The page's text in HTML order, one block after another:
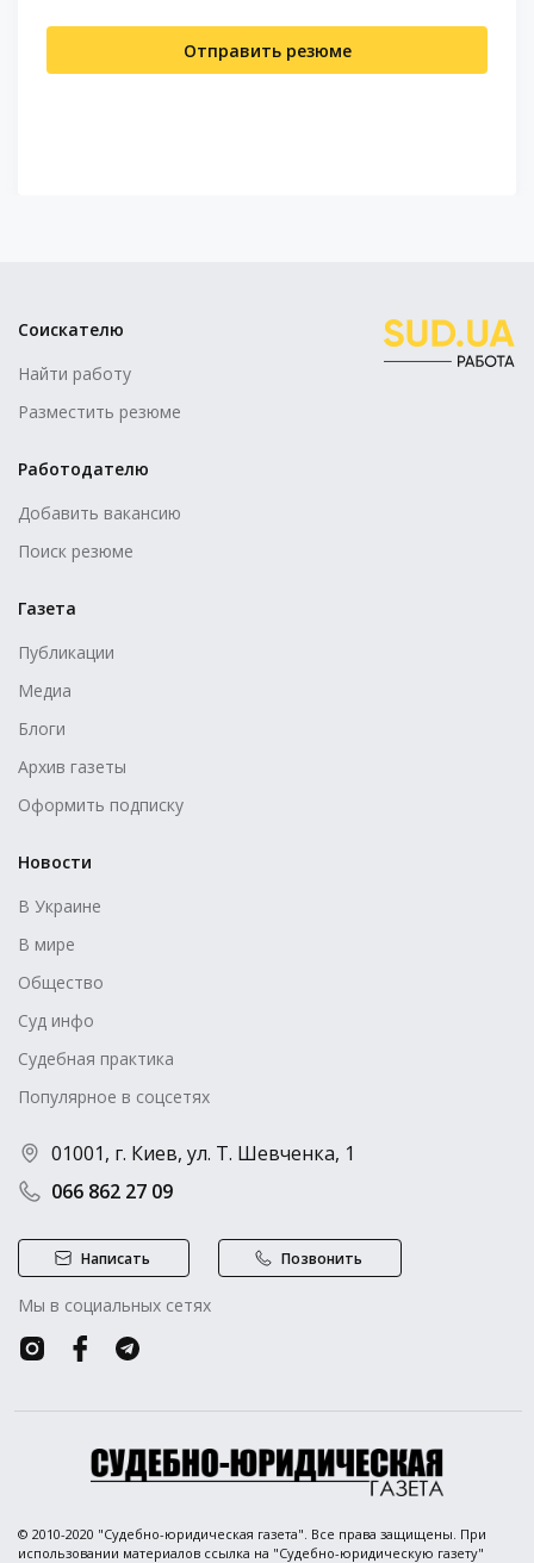
Отправить резюме
Соискателю
Найти работу
Разместить резюме
Работодателю
Добавить вакансию
Поиск резюме
Газета
Публикации
Медиа
Блоги
Архив газеты
Оформить подписку
Новости
В Украине
В мире
Общество
Суд инфо
Судебная практика
Популярное в соцсетях
066 862 27 09
01001, г. Киев, ул. Т. Шевченка, 1
Написать Позвонить
Мы в социальных сетях
© 2010-2020 "Судебно-юридическая газета". Все права защищены. При
использовании материалов ссылка на "Судебно-юридическую газету"